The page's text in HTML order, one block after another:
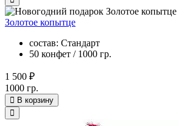
Золотое копытце
состав: Стандарт
50 конфет / 1000 гр.
1 500 ₽
1000 гр.
В корзину